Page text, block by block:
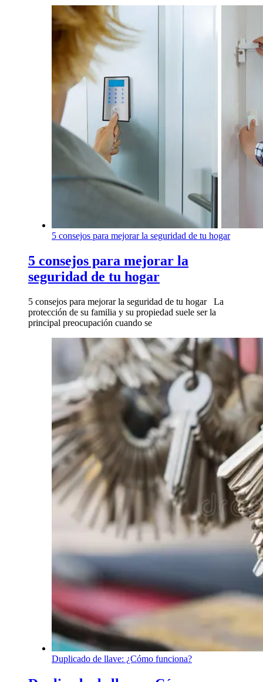
5 consejos para mejorar la seguridad de tu hogar
5 consejos para mejorar la
seguridad de tu hogar
5 consejos para mejorar la seguridad de tu hogar La
protección de su familia y su propiedad suele ser la
principal preocupación cuando se
Duplicado de llave: ¿Cómo funciona?